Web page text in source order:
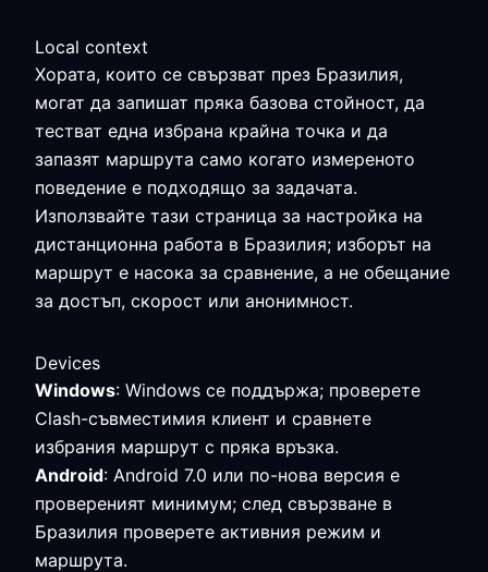
Local context
Хората, които се свързват през Бразилия,
могат да запишат пряка базова стойност, да
тестват една избрана крайна точка и да
запазят маршрута само когато измереното
поведение е подходящо за задачата.
Използвайте тази страница за настройка на
дистанционна работа в Бразилия; изборът на
маршрут е насока за сравнение, а не обещание
за достъп, скорост или анонимност.
Devices
Windows: Windows се поддържа; проверете
Clash-съвместимия клиент и сравнете
избрания маршрут с пряка връзка.
Android: Android 7.0 или по-нова версия е
провереният минимум; след свързване в
Бразилия проверете активния режим и
маршрута.